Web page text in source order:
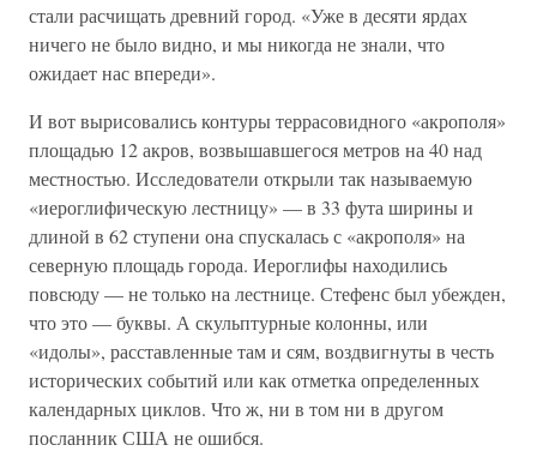
стали расчищать древний город. «Уже в десяти ярдах
ничего не было видно, и мы никогда не знали, что
ожидает нас впереди».
И вот вырисовались контуры террасовидного «акрополя»
площадью 12 акров, возвышавшегося метров на 40 над
местностью. Исследователи открыли так называемую
«иероглифическую лестницу» — в 33 фута ширины и
длиной в 62 ступени она спускалась с «акрополя» на
северную площадь города. Иероглифы находились
повсюду — не только на лестнице. Стефенс был убежден,
что это — буквы. А скульптурные колонны, или
«идолы», расставленные там и сям, воздвигнуты в честь
исторических событий или как отметка определенных
календарных циклов. Что ж, ни в том ни в другом
посланник США не ошибся.